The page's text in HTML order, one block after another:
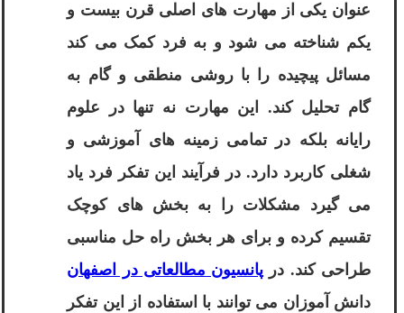
عنوان یکی از مهارت های اصلی قرن بیست و
یکم شناخته می شود و به فرد کمک می کند
مسائل پیچیده را با روشی منطقی و گام به
گام تحلیل کند. این مهارت نه تنها در علوم
رایانه بلکه در تمامی زمینه های آموزشی و
شغلی کاربرد دارد. در فرآیند این تفکر فرد یاد
می گیرد مشکلات را به بخش های کوچک
تقسیم کرده و برای هر بخش راه حل مناسبی
طراحی کند. در پانسیون مطالعاتی در اصفهان
دانش آموزان می توانند با استفاده از این تفکر